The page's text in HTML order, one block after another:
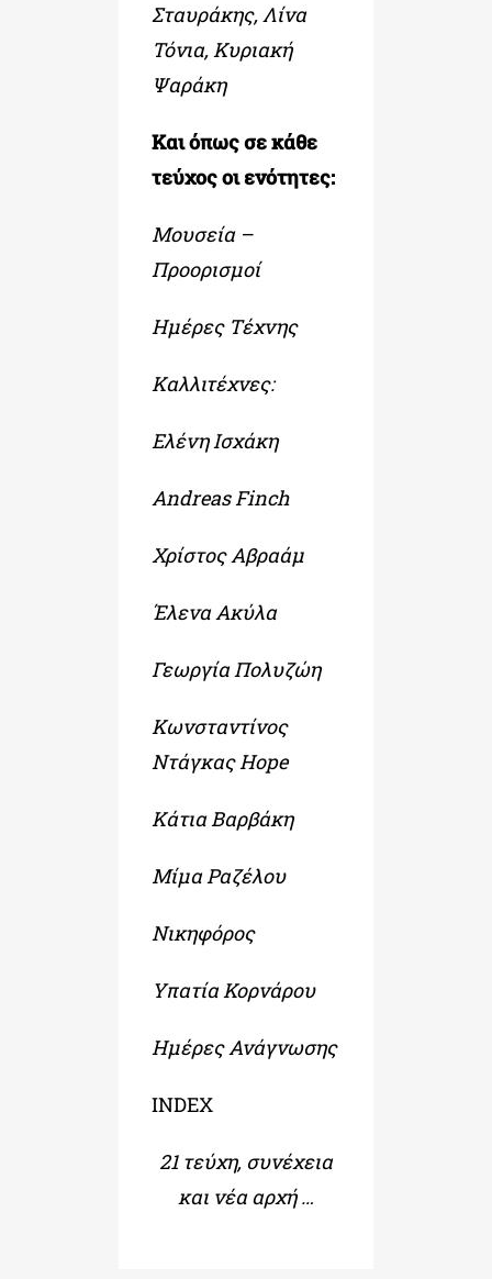
Σταυράκης, Λίνα
Τόνια, Κυριακή
Ψαράκη
Και όπως σε κάθε
τεύχος οι ενότητες:
Μουσεία –
Προορισμοί
Ημέρες Τέχνης
Καλλιτέχνες:
Ελένη Ισχάκη
Andreas Finch
Χρίστος Αβραάμ
Έλενα Ακύλα
Γεωργία Πολυζώη
Κωνσταντίνος
Ντάγκας Hope
Κάτια Βαρβάκη
Μίμα Ραζέλου
Νικηφόρος
Υπατία Κορνάρου
Ημέρες Ανάγνωσης
INDEX
21 τεύχη, συνέχεια
και νέα αρχή …